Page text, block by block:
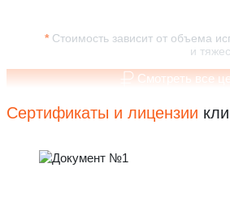
Стоимость зависит от объема
и
Смотреть все
Сертификаты и лицензии